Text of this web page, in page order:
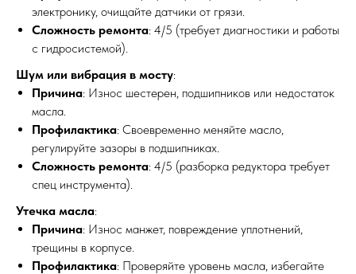
электронику, очищайте датчики от грязи.
Сложность ремонта: 4/5 (требует диагностики и работы
с гидросистемой).
Шум или вибрация в мосту:
Причина: Износ шестерен, подшипников или недостаток
масла.
Профилактика: Своевременно меняйте масло,
регулируйте зазоры в подшипниках.
Сложность ремонта: 4/5 (разборка редуктора требует
спец инструмента).
Утечка масла:
Причина: Износ манжет, повреждение уплотнений,
трещины в корпусе.
Профилактика: Проверяйте уровень масла, избегайте